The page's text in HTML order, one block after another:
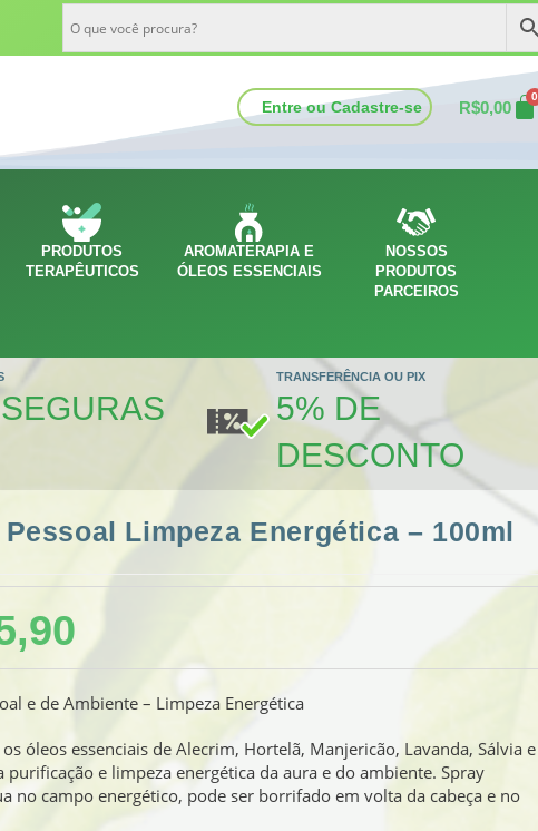
Entre ou Cadastre-se R$0,00
0
PRODUTOS
TERAPÊUTICOS
AROMATERAPIA E
ÓLEOS ESSENCIAIS
NOSSOS
PRODUTOS
PARCEIROS
TRANSFERÊNCIA OU PIX
5% DE
DESCONTO
Limpeza Energética – 100ml
e de Ambiente – Limpeza Energética
óleos essenciais de Alecrim, Hortelã, Manjericão, Lavanda, Sálvia e
purificação e limpeza energética da aura e do ambiente. Spray
no campo energético, pode ser borrifado em volta da cabeça e no